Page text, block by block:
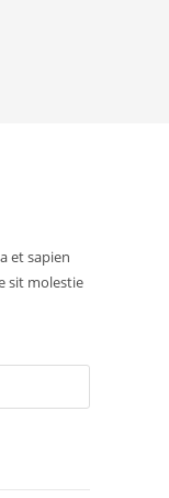
et sapien
sit molestie